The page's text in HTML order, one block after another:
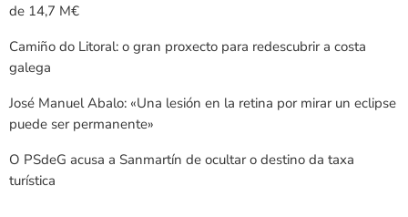
de 14,7 M€
Camiño do Litoral: o gran proxecto para redescubrir a costa
galega
José Manuel Abalo: «Una lesión en la retina por mirar un eclipse
puede ser permanente»
O PSdeG acusa a Sanmartín de ocultar o destino da taxa
turística